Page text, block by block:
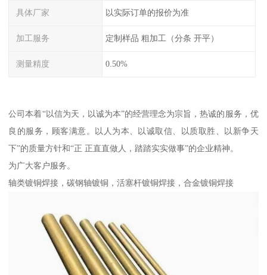
具体厂家 以实际订单的报价为准
加工服务 定制样品 粗加工（分条 开平）
测量精度 0.50%
公司本着“以信为天，以诚为本”的经营理念为宗旨，热诚的服务，优
良的服务，顾客满意。以人为本、以诚取信、以质取胜、以新争天
下”的质量方针和“正 正直直做人，踏踏实实做事”的企业精神。
为广大客户服务。
轴类镀铜焊接，碳钢轴镀铜，活塞杆镀铜焊接，合金镀铜焊接